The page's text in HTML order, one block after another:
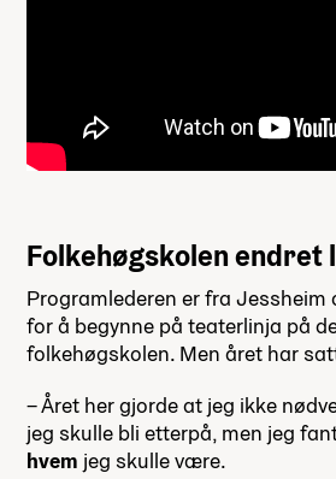
Folkehøgskolen endret
Programlederen er fra
for å begynne på teaterlinja på
folkehøgskolen. Men året har
– Året her gjorde at jeg ikke
jeg skulle bli etterpå, men jeg
hvem jeg skulle være.